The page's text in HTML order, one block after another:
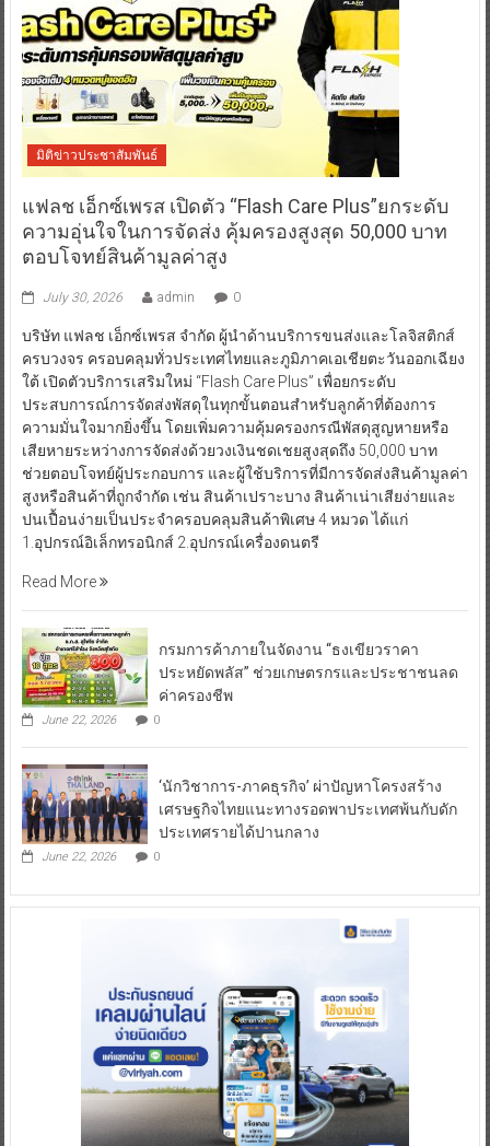
มิติข่าวประชาสัมพันธ์
แฟลช เอ็กซ์เพรส เปิดตัว “Flash Care Plus”ยกระดับ
ความอุ่นใจในการจัดส่ง คุ้มครองสูงสุด 50,000 บาท
บริษัท แฟลช เอ็กซ์เพรส จำกัด ผู้นำด้านบริการขนส่งและโลจิสติกส์
ครบวงจร ครอบคลุมทั่วประเทศไทยและภูมิภาคเอเชียตะวันออกเฉียง
ใต้ เปิดตัวบริการเสริมใหม่ “Flash Care Plus” เพื่อยกระดับ
ประสบการณ์การจัดส่งพัสดุในทุกขั้นตอนสำหรับลูกค้าที่ต้องการ
ความมั่นใจมากยิ่งขึ้น โดยเพิ่มความคุ้มครองกรณีพัสดุสูญหายหรือ
เสียหายระหว่างการจัดส่งด้วยวงเงินชดเชยสูงสุดถึง 50,000 บาท
ช่วยตอบโจทย์ผู้ประกอบการ และผู้ใช้บริการที่มีการจัดส่งสินค้ามูลค่า
สูงหรือสินค้าที่ถูกจำกัด เช่น สินค้าเปราะบาง สินค้าเน่าเสียง่ายและ
ปนเปื้อนง่ายเป็นประจำครอบคลุมสินค้าพิเศษ 4 หมวด ได้แก่
กรมการค้าภายในจัดงาน “ธงเขียวราคา
ประหยัดพลัส” ช่วยเกษตรกรและประชาชนลด
ค่าครองชีพ
‘นักวิชาการ-ภาคธุรกิจ’ ผ่าปัญหาโครงสร้าง
เศรษฐกิจไทยแนะทางรอดพาประเทศพ้นกับดัก
ประเทศรายได้ปานกลาง